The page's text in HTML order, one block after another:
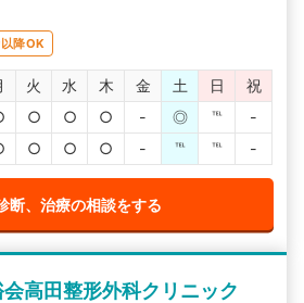
降OK
火 水 木 金 土 日
祝
○ ○ ○ - ◎ ℡
-
○ ○ ○ - ℡ ℡ -
断、治療の相談をする
高田整形外科クリニック